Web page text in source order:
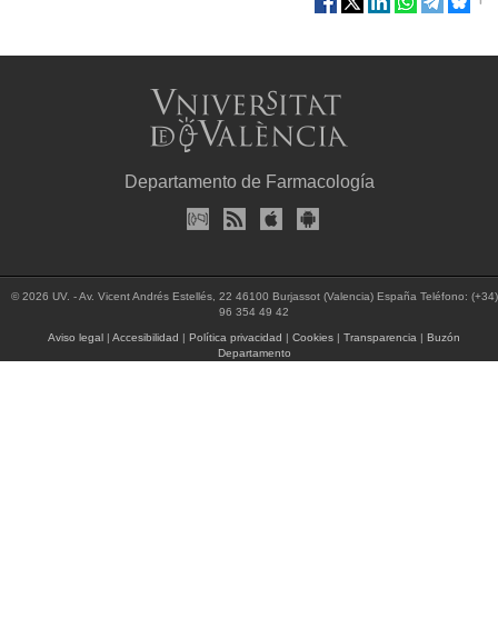
Departamento de Farmacología
© 2026 UV. - Av. Vicent Andrés Estellés, 22 46100 Burjassot (Valencia) España Teléfono: (+34)
96 354 49 42
Aviso legal |Accesibilidad |Política privacidad |Cookies |Transparencia |Buzón
Departamento